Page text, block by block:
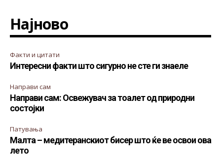
Најново
Факти и цитати
Интересни факти што сигурно не сте ги знаеле
Направи сам
Направи сам: Освежувач за тоалет од природни
состојки
Патувања
Малта – медитеранскиот бисер што ќе ве освои ова
лето